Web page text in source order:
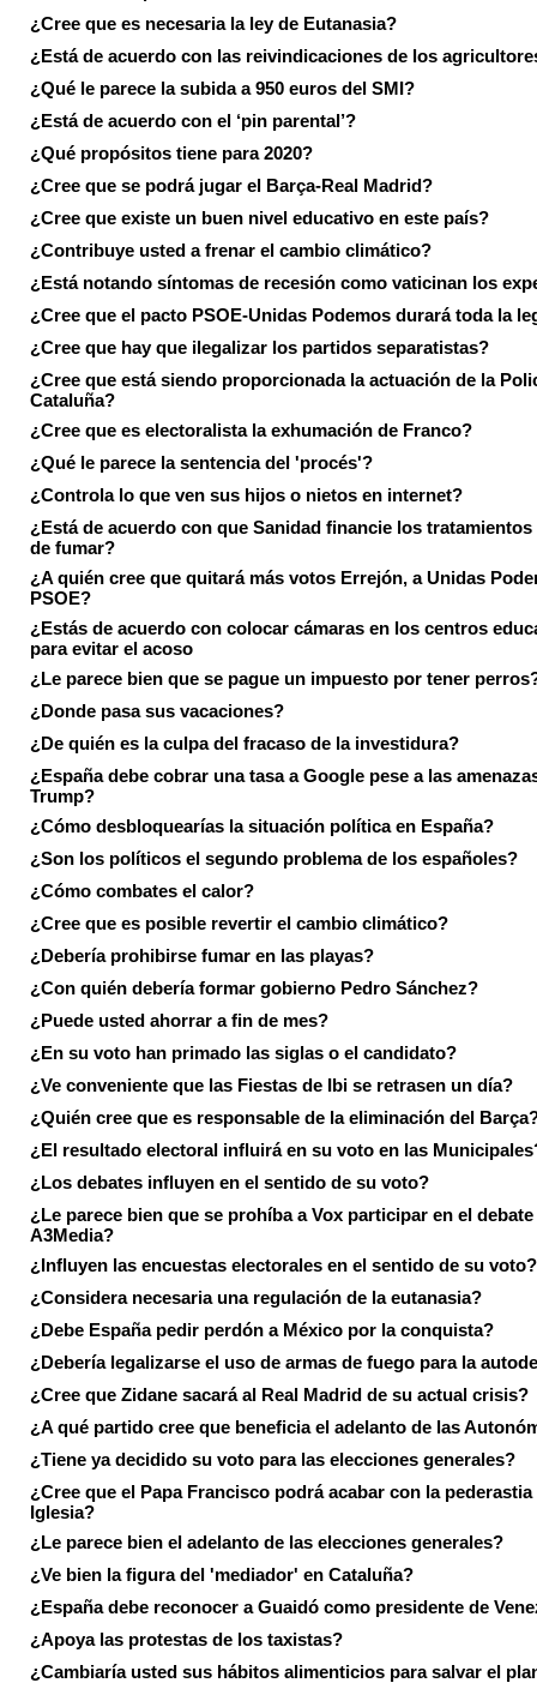
¿Cree que es necesaria la ley de Eutanasia?
¿Está de acuerdo con las reivindicaciones de los
¿Qué le parece la subida a 950 euros del SMI?
¿Está de acuerdo con el ‘pin parental’?
¿Qué propósitos tiene para 2020?
¿Cree que se podrá jugar el Barça-Real Madrid?
¿Cree que existe un buen nivel educativo en este país?
¿Contribuye usted a frenar el cambio climático?
¿Está notando síntomas de recesión como vaticinan los
¿Cree que el pacto PSOE-Unidas Podemos durará toda la
¿Cree que hay que ilegalizar los partidos separatistas?
¿Cree que está siendo proporcionada la actuación de la
Cataluña?
¿Cree que es electoralista la exhumación de Franco?
¿Qué le parece la sentencia del 'procés'?
¿Controla lo que ven sus hijos o nietos en internet?
¿Está de acuerdo con que Sanidad financie los tratamientos
de fumar?
¿A quién cree que quitará más votos Errejón, a Unidas
PSOE?
¿Estás de acuerdo con colocar cámaras en los centros
para evitar el acoso
¿Le parece bien que se pague un impuesto por tener
¿Donde pasa sus vacaciones?
¿De quién es la culpa del fracaso de la investidura?
¿España debe cobrar una tasa a Google pese a las
Trump?
¿Cómo desbloquearías la situación política en España?
¿Son los políticos el segundo problema de los españoles?
¿Cómo combates el calor?
¿Cree que es posible revertir el cambio climático?
¿Debería prohibirse fumar en las playas?
¿Con quién debería formar gobierno Pedro Sánchez?
¿Puede usted ahorrar a fin de mes?
¿En su voto han primado las siglas o el candidato?
¿Ve conveniente que las Fiestas de Ibi se retrasen un día?
¿Quién cree que es responsable de la eliminación del
¿El resultado electoral influirá en su voto en las
¿Los debates influyen en el sentido de su voto?
¿Le parece bien que se prohíba a Vox participar en el debate
A3Media?
¿Influyen las encuestas electorales en el sentido de su voto?
¿Considera necesaria una regulación de la eutanasia?
¿Debe España pedir perdón a México por la conquista?
¿Debería legalizarse el uso de armas de fuego para la
¿Cree que Zidane sacará al Real Madrid de su actual crisis?
¿A qué partido cree que beneficia el adelanto de las
¿Tiene ya decidido su voto para las elecciones generales?
¿Cree que el Papa Francisco podrá acabar con la pederastia
Iglesia?
¿Le parece bien el adelanto de las elecciones generales?
¿Ve bien la figura del 'mediador' en Cataluña?
¿España debe reconocer a Guaidó como presidente de
¿Apoya las protestas de los taxistas?
¿Cambiaría usted sus hábitos alimenticios para salvar el